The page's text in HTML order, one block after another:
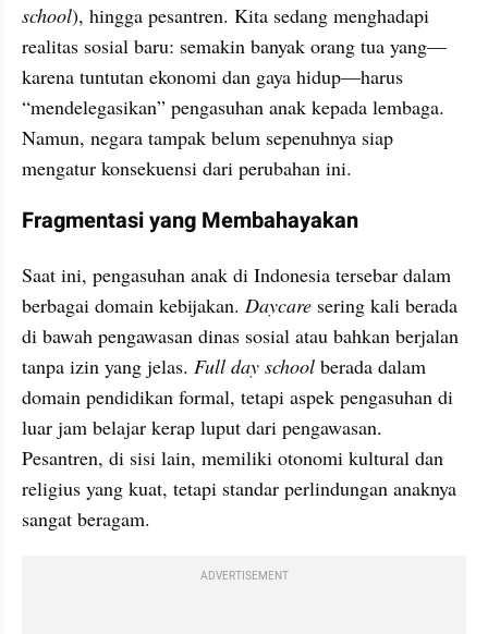
school), hingga pesantren. Kita sedang menghadapi
realitas sosial baru: semakin banyak orang tua yang—
karena tuntutan ekonomi dan gaya hidup—harus
“mendelegasikan” pengasuhan anak kepada lembaga.
Namun, negara tampak belum sepenuhnya siap
mengatur konsekuensi dari perubahan ini.
Fragmentasi yang Membahayakan
Saat ini, pengasuhan anak di Indonesia tersebar dalam
berbagai domain kebijakan. Daycare sering kali berada
di bawah pengawasan dinas sosial atau bahkan berjalan
tanpa izin yang jelas. Full day school berada dalam
domain pendidikan formal, tetapi aspek pengasuhan di
luar jam belajar kerap luput dari pengawasan.
Pesantren, di sisi lain, memiliki otonomi kultural dan
religius yang kuat, tetapi standar perlindungan anaknya
sangat beragam.
ADVERTISEMENT